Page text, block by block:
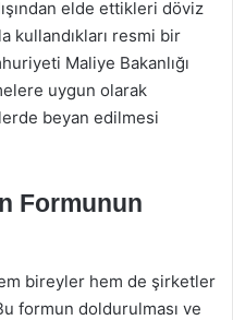
elde ettikleri döviz
kullandıkları resmi bir
Maliye Bakanlığı
uygun olarak
beyan edilmesi
Formunun
bireyler hem de şirketler
formun doldurulması ve